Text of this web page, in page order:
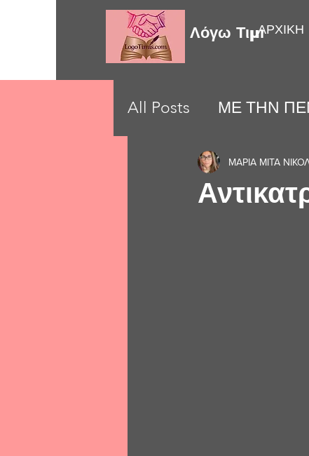
Λόγω ΤιμήςΑΡΧΙΚΗ
All Posts ΜΕ ΤΗΝ
LOVE MOMENTS
ΜΑΡΙΑ ΜΙΤΑ